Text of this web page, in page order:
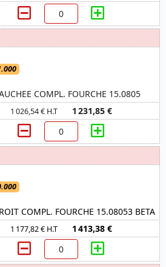
COMPL. FOURCHE 15.0805
1 026,54 € H.T 1 231,85 €
COMPL. FOURCHE 15.08053 BETA
1 177,82 € H.T 1 413,38 €